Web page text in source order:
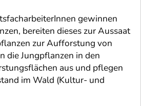
gewinnen
bereiten dieses zur Aussaat
zur Aufforstung von
die Jungpflanzen in den
aus und pflegen
im Wald (Kultur- und